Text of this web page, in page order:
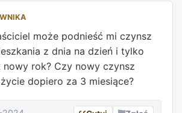
może podnieść mi czynsz
z dnia na dzień i tylko
rok? Czy nowy czynsz
dopiero za 3 miesiące?